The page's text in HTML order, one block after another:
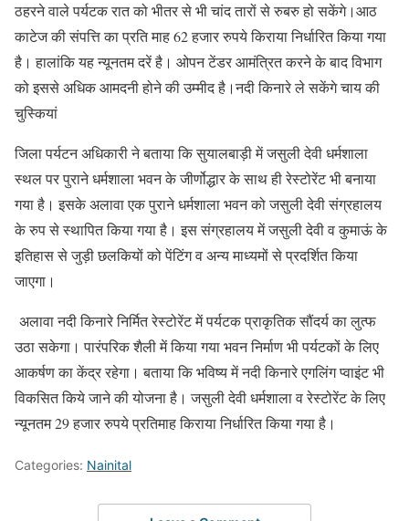
ठहरने वाले पर्यटक रात को भीतर से भी चांद तारों से रुबरु हो सकेंगे।आठ
काटेज की संपत्ति का प्रति माह 62 हजार रुपये किराया निर्धारित किया गया
है। हालांकि यह न्यूनतम दरें है। ओपन टेंडर आमंत्रित करने के बाद विभाग
को इससे अधिक आमदनी होने की उम्मीद है।नदी किनारे ले सकेंगे चाय की
चुस्कियां
जिला पर्यटन अधिकारी ने बताया कि सुयालबाड़ी में जसुली देवी धर्मशाला
स्थल पर पुराने धर्मशाला भवन के जीर्णोद्धार के साथ ही रेस्टोरेंट भी बनाया
गया है। इसके अलावा एक पुराने धर्मशाला भवन को जसुली देवी संग्रहालय
के रुप से स्थापित किया गया है। इस संग्रहालय में जसुली देवी व कुमाऊं के
इतिहास से जुड़ी छलकियों को पेंटिंग व अन्य माध्यमों से प्रदर्शित किया
जाएगा।
अलावा नदी किनारे निर्मित रेस्टोरेंट में पर्यटक प्राकृतिक सौंदर्य का लुत्फ
उठा सकेगा। पारंपरिक शैली में किया गया भवन निर्माण भी पर्यटकों के लिए
आकर्षण का केंद्र रहेगा। बताया कि भविष्य में नदी किनारे एगलिंग प्वाइंट भी
विकसित किये जाने की योजना है। जसुली देवी धर्मशाला व रेस्टोरेंट के लिए
न्यूनतम 29 हजार रुपये प्रतिमाह किराया निर्धारित किया गया है।
Categories: Nainital